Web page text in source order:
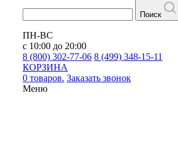
Поиск
ПН-ВС
с 10:00 до 20:00
8 (800) 302-77-06 8 (499) 348-15-11
КОРЗИНА
0 товаров. Заказать звонок
Меню